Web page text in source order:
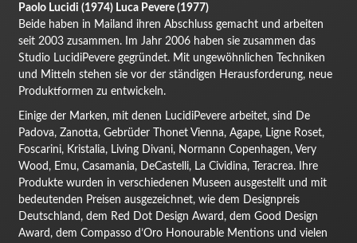
Paolo Lucidi (1974) Luca Pevere (1977)
Beide haben in Mailand ihren Abschluss gemacht und arbeiten
seit 2003 zusammen. Im Jahr 2006 haben sie zusammen das
Studio LucidiPevere gegründet. Mit ungewöhnlichen Techniken
und Mitteln stehen sie vor der ständigen Herausforderung, neue
Produktformen zu entwickeln.
Einige der Marken, mit denen LucidiPevere arbeitet, sind De
Padova, Zanotta, Gebrüder Thonet Vienna, Agape, Ligne Roset,
Foscarini, Kristalia, Living Divani, Normann Copenhagen, Very
Wood, Emu, Casamania, DeCastelli, La Cividina, Teracrea. Ihre
Produkte wurden in verschiedenen Museen ausgestellt und mit
bedeutenden Preisen ausgezeichnet, wie dem Designpreis
Deutschland, dem Red Dot Design Award, dem Good Design
Award, dem Compasso d’Oro Honourable Mentions und vielen